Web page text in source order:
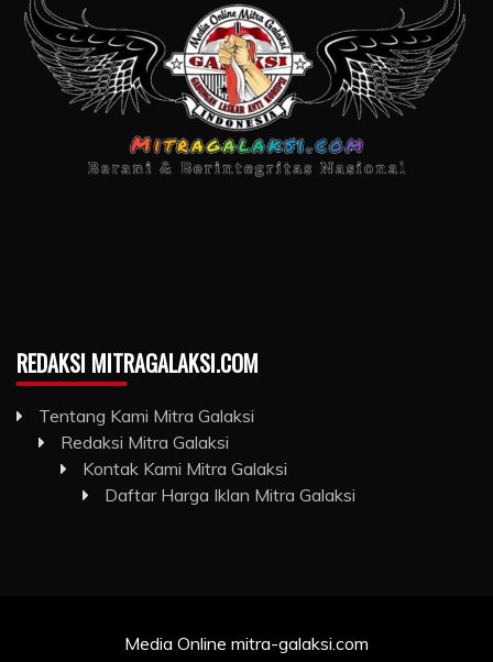
REDAKSI MITRAGALAKSI.COM
Tentang Kami Mitra Galaksi
Redaksi Mitra Galaksi
Kontak Kami Mitra Galaksi
Daftar Harga Iklan Mitra Galaksi
Media Online mitra-galaksi.com